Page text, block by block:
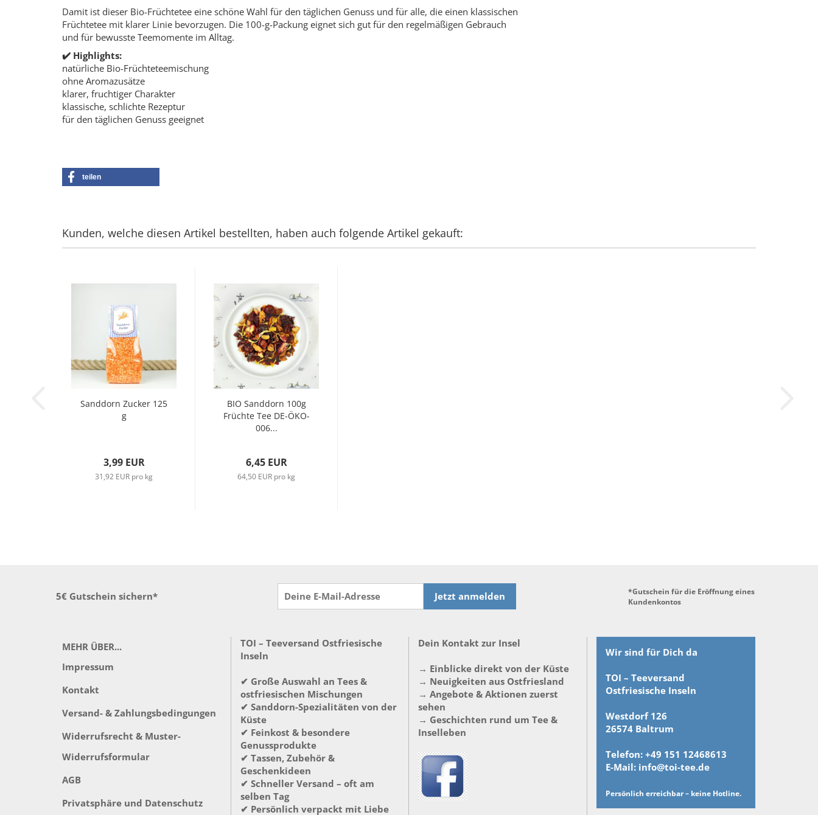
Damit ist dieser Bio-Früchtetee eine schöne Wahl für den täglichen Genuss und für alle, die einen klassischen
Früchtetee mit klarer Linie bevorzugen. Die 100-g-Packung eignet sich gut für den regelmäßigen Gebrauch
und für bewusste Teemomente im Alltag.
✔️ Highlights:
natürliche Bio-Früchteteemischung
ohne Aromazusätze
klarer, fruchtiger Charakter
klassische, schlichte Rezeptur
für den täglichen Genuss geeignet
teilen
Kunden, welche diesen Artikel bestellten, haben auch folgende Artikel gekauft:
Sanddorn Zucker 125
g
3,99 EUR
31,92 EUR pro kg
BIO Sanddorn 100g
Früchte Tee DE-ÖKO-
006...
6,45 EUR
64,50 EUR pro kg
5€ Gutschein sichern* Jetzt anmelden
*Gutschein für die Eröffnung eines
Kundenkontos
MEHR ÜBER...
Impressum
Kontakt
Versand- & Zahlungsbedingungen
Widerrufsrecht & Muster-
Widerrufsformular
AGB
Privatsphäre und Datenschutz
TOI – Teeversand Ostfriesische
Inseln
✔ Große Auswahl an Tees &
ostfriesischen Mischungen
✔ Sanddorn-Spezialitäten von der
Küste
✔ Feinkost & besondere
Genussprodukte
✔ Tassen, Zubehör &
Geschenkideen
✔ Schneller Versand – oft am
selben Tag
✔ Persönlich verpackt mit Liebe
Dein Kontakt zur Insel
→ Einblicke direkt von der Küste
→ Neuigkeiten aus Ostfriesland
→ Angebote & Aktionen zuerst
sehen
→ Geschichten rund um Tee &
Inselleben
Wir sind für Dich da
TOI – Teeversand
Ostfriesische Inseln
Westdorf 126
26574 Baltrum
Telefon: +49 151 12468613
E-Mail: info@toi-tee.de
Persönlich erreichbar – keine Hotline.